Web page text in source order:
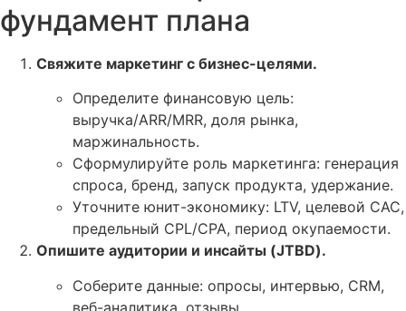
фундамент плана
Свяжите маркетинг с бизнес-целями.
Определите финансовую цель:
выручка/ARR/MRR, доля рынка,
маржинальность.
Сформулируйте роль маркетинга: генерация
спроса, бренд, запуск продукта, удержание.
Уточните юнит-экономику: LTV, целевой CAC,
предельный CPL/CPA, период окупаемости.
Опишите аудитории и инсайты (JTBD).
Соберите данные: опросы, интервью, CRM,
веб-аналитика, отзывы.